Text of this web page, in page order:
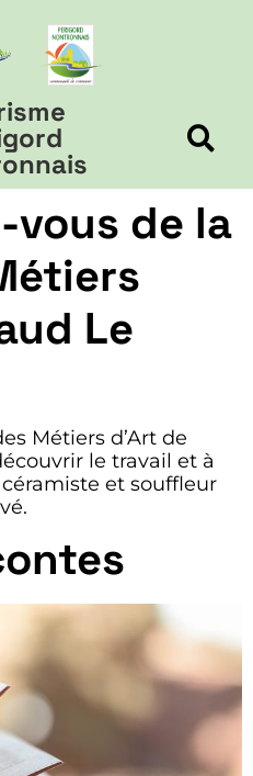
vous de la
Le
Métiers d’Art de
le travail et à
et souffleur